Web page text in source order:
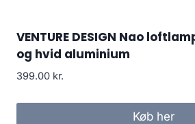
VENTURE DESIGN Nao
og hvid aluminium
399.00 kr.
Køb her